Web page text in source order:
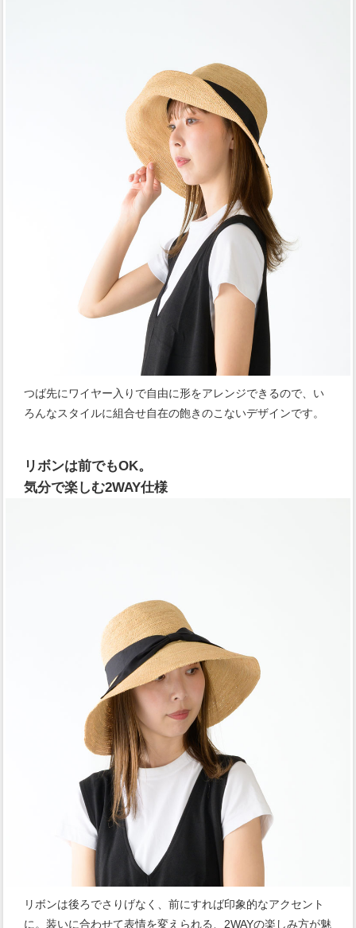
つば先にワイヤー入りで自由に形をアレンジできるので、い
ろんなスタイルに組合せ自在の飽きのこないデザインです。
リボンは前でもOK。
気分で楽しむ2WAY仕様
リボンは後ろでさりげなく、前にすれば印象的なアクセント
に。装いに合わせて表情を変えられる、2WAYの楽しみ方が魅